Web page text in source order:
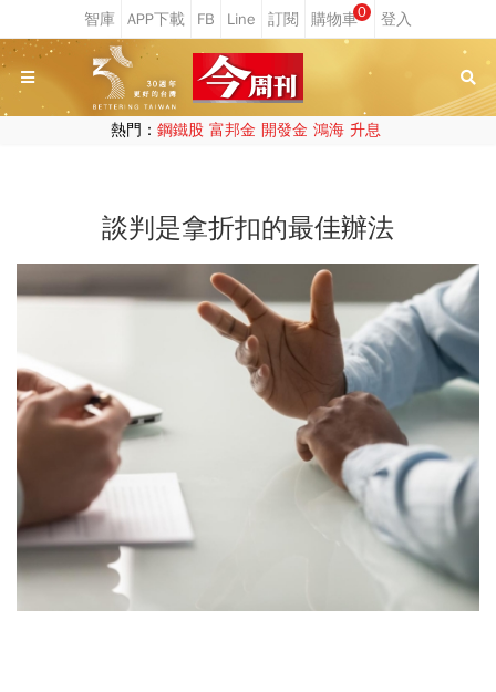
0
熱門： 鋼鐵股 富邦金 開發金 鴻海 升息
談判是拿折扣的最佳辦法